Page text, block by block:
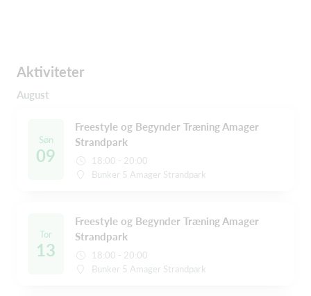
Aktiviteter
August
Søn
09
Freestyle og Begynder Træning Amager
Strandpark
18:00 - 20:00
Bunker 5 Amager Strandpark
Tor
13
Freestyle og Begynder Træning Amager
Strandpark
18:00 - 20:00
Bunker 5 Amager Strandpark